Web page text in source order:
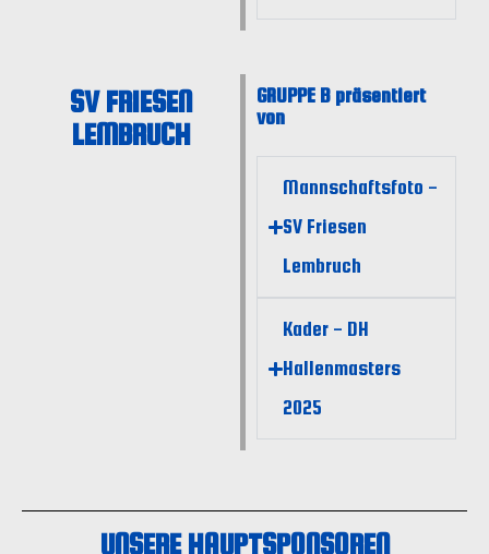
SV FRIESEN
LEMBRUCH
GRUPPE B präsentiert
von
Mannschaftsfoto -
SV Friesen
Lembruch
Kader - DH
Hallenmasters
2025
UNSERE HAUPTSPONSOREN